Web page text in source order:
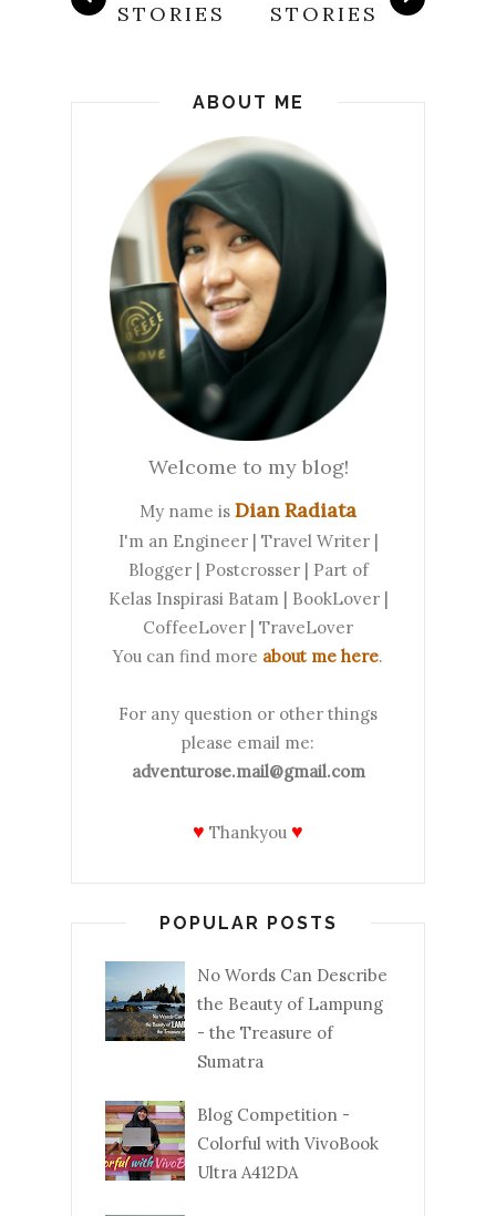
STORIES STORIES
ABOUT ME
Welcome to my blog!
My name is Dian Radiata
I'm an Engineer | Travel Writer |
Blogger | Postcrosser | Part of
Kelas Inspirasi Batam | BookLover |
CoffeeLover | TraveLover
You can find more about me here.
For any question or other things
please email me:
adventurose.mail@gmail.com
♥ Thankyou ♥
POPULAR POSTS
No Words Can Describe
the Beauty of Lampung
- the Treasure of
Sumatra
Blog Competition -
Colorful with VivoBook
Ultra A412DA